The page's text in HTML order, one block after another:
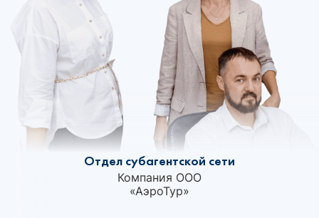
Отдел субагентской сети
Компания ООО
«АэроТур»‎